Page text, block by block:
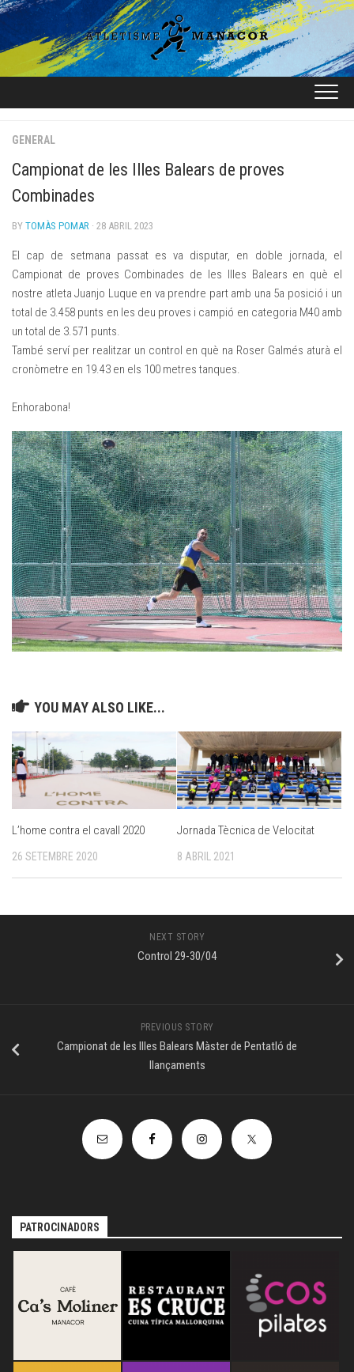
Skip
to
content
GENERAL
Campionat de les Illes Balears de proves
Combinades
BY TOMÀS POMAR · 28 ABRIL 2023
El cap de setmana passat es va disputar, en doble jornada, el
Campionat de proves Combinades de les Illes Balears en què el
nostre atleta Juanjo Luque en va prendre part amb una 5a posició i un
total de 3.458 punts en les deu proves i campió en categoria M40 amb
un total de 3.571 punts.
També serví per realitzar un control en què na Roser Galmés aturà el
cronòmetre en 19.43 en els 100 metres tanques.
Enhorabona!
YOU MAY ALSO LIKE...
L’home contra el cavall 2020
26 SETEMBRE 2020
Jornada Tècnica de Velocitat
8 ABRIL 2021
NEXT STORY
Control 29-30/04
PREVIOUS STORY
Campionat de les Illes Balears Màster de Pentatló de
llançaments
PATROCINADORS